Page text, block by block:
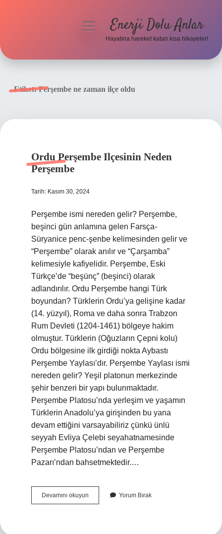
menüyüEnerji Dolu Anlar
Hayatına hareket katan kısa hikayeler!
Etiket:Perşembe ne zaman ilçe oldu
Ordu Perşembe Ilçesinin Neden
Perşembe
Tarih: Kasım 30, 2024
Perşembe ismi nereden gelir? Perşembe,
beşinci gün anlamına gelen Farsça-
Süryanice penc-şenbe kelimesinden gelir ve
“Perşembe” olarak anılır ve “Çarşamba”
kelimesiyle kafiyelidir. Perşembe, Eski
Türkçe’de “beşünç” (beşinci) olarak
adlandırılır. Ordu Perşembe hangi Türk
boyundan? Türklerin Ordu’ya gelişine kadar
(14. yüzyıl), Roma ve daha sonra Trabzon
Rum Devleti (1204-1461) bölgeye hakim
olmuştur. Türklerin (Oğuzların Çepni kolu)
Ordu bölgesine ilk girdiği nokta Aybastı
Perşembe Yaylası’dır. Perşembe Yaylası ismi
nereden gelir? Yeşil platonun merkezinde
şehir benzeri bir yapı bulunmaktadır.
Perşembe Platosu’nda yerleşim ve yaşamın
Türklerin Anadolu’ya girişinden bu yana
devam ettiğini varsayabiliriz çünkü ünlü
seyyah Evliya Çelebi seyahatnamesinde
Perşembe Platosu’ndan ve Perşembe
Pazarı’ndan bahsetmektedir.…
Devamını okuyun
Perşembe
Yorum Bırak